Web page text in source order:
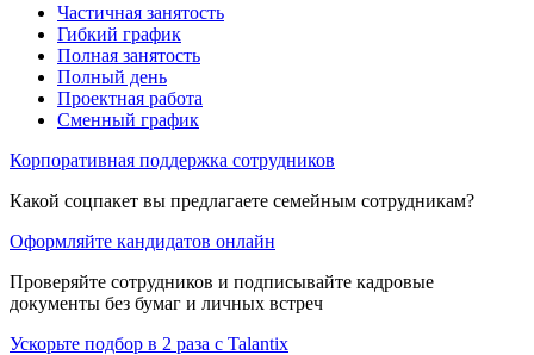
Частичная занятость
Гибкий график
Полная занятость
Полный день
Проектная работа
Сменный график
Корпоративная поддержка сотрудников
Какой соцпакет вы предлагаете семейным сотрудникам?
Оформляйте кандидатов онлайн
Проверяйте сотрудников и подписывайте кадровые
документы без бумаг и личных встреч
Ускорьте подбор в 2 раза с Talantix